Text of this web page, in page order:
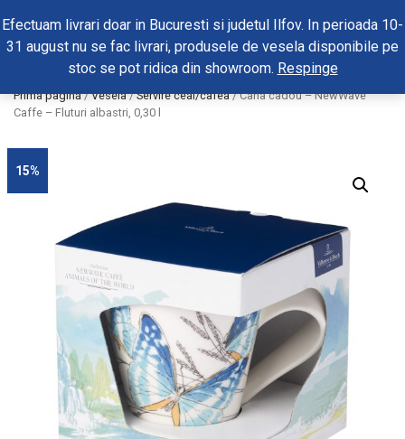
Efectuam livrari doar in Bucuresti si judetul Ilfov. In perioada 10-
31 august nu se fac livrari, produsele de vesela disponibile pe
stoc se pot ridica din showroom. Respinge
Prima pagină/Vesela/Servire ceai/cafea/ Cana cadou – NewWave
Caffe – Fluturi albastri, 0,30 l
15%